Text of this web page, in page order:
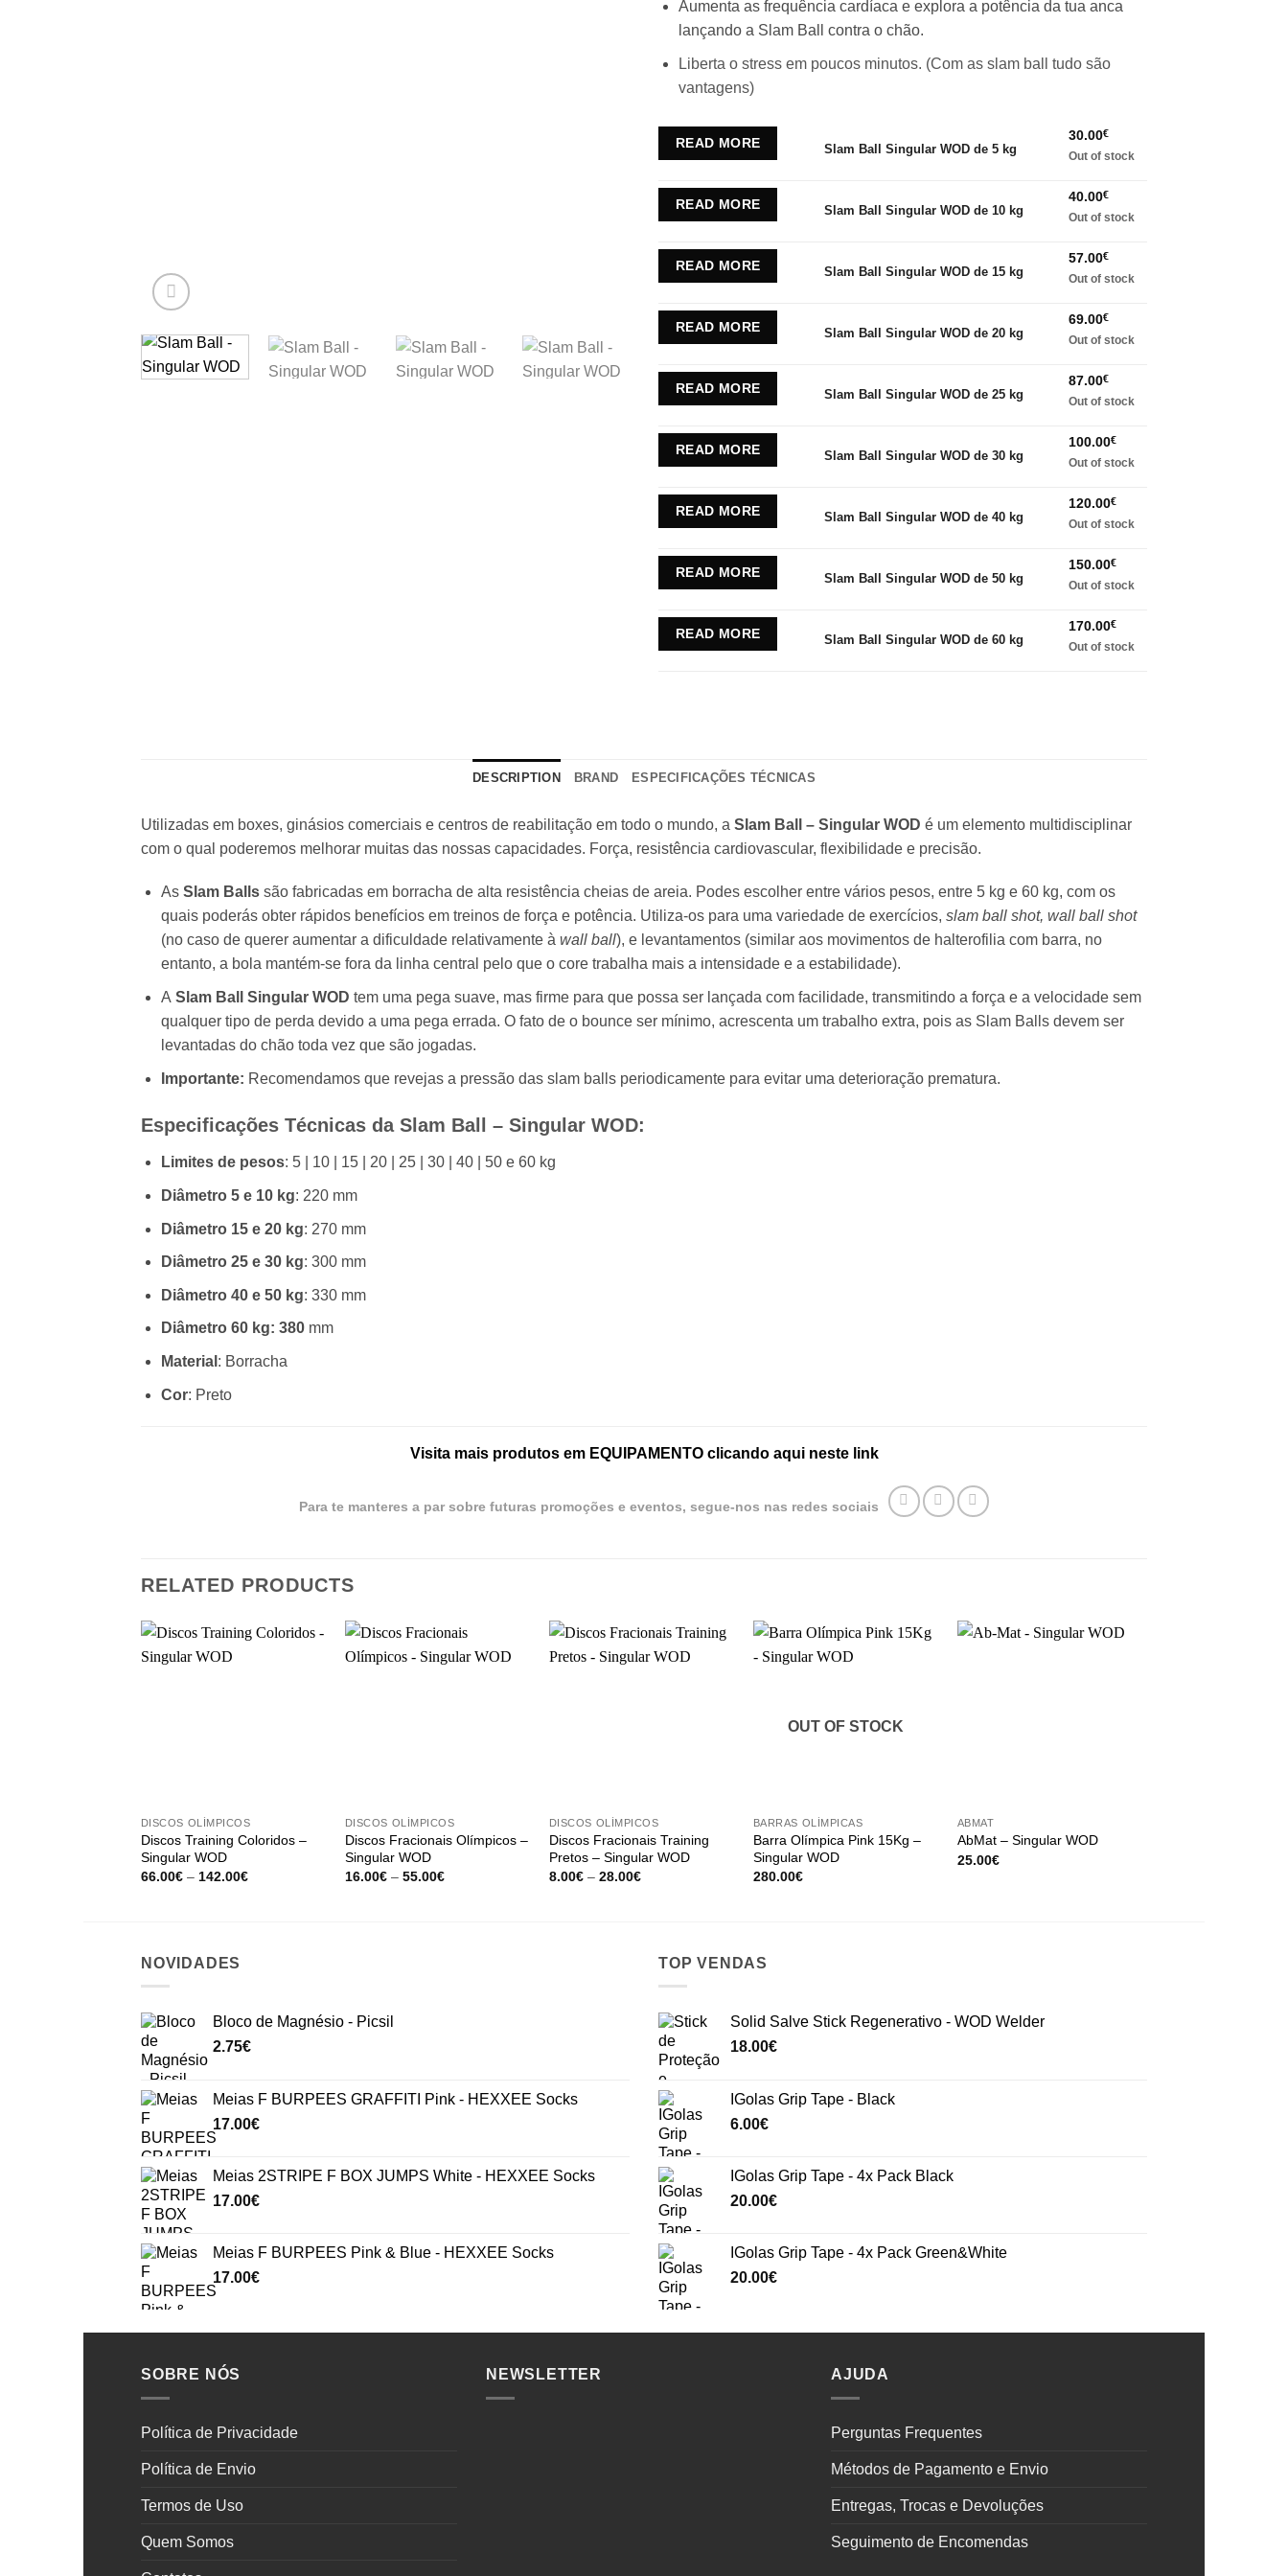
30.00€
through
170.00€
Aumenta as frequência cardíaca e explora a potência da tua anca
lançando a Slam Ball contra o chão.
Liberta o stress em poucos minutos. (Com as slam ball tudo são
vantagens)
READ MORE Slam Ball Singular WOD de 5 kg
30.00€
Out of stock
READ MORE Slam Ball Singular WOD de 10 kg
40.00€
Out of stock
READ MORE Slam Ball Singular WOD de 15 kg
57.00€
Out of stock
READ MORE Slam Ball Singular WOD de 20 kg
69.00€
Out of stock
READ MORE Slam Ball Singular WOD de 25 kg
87.00€
Out of stock
READ MORE Slam Ball Singular WOD de 30 kg
100.00€
Out of stock
READ MORE Slam Ball Singular WOD de 40 kg
120.00€
Out of stock
READ MORE Slam Ball Singular WOD de 50 kg
150.00€
Out of stock
READ MORE Slam Ball Singular WOD de 60 kg
170.00€
Out of stock
Alternative:
DESCRIPTION BRAND ESPECIFICAÇÕES TÉCNICAS
Utilizadas em boxes, ginásios comerciais e centros de reabilitação em todo o mundo, a Slam Ball – Singular WOD é um elemento multidisciplinar
com o qual poderemos melhorar muitas das nossas capacidades. Força, resistência cardiovascular, flexibilidade e precisão.
As Slam Ballssão fabricadas em borracha de alta resistência cheias de areia. Podes escolher entre vários pesos, entre 5 kg e 60 kg, com os
quais poderás obter rápidos benefícios em treinos de força e potência. Utiliza-os para uma variedade de exercícios, slam ball shot, wall ball shot
(no caso de querer aumentar a dificuldade relativamente à wall ball), e levantamentos (similar aos movimentos de halterofilia com barra, no
entanto, a bola mantém-se fora da linha central pelo que o core trabalha mais a intensidade e a estabilidade).
A Slam Ball Singular WOD tem uma pega suave, mas firme para que possa ser lançada com facilidade, transmitindo a força e a velocidade sem
qualquer tipo de perda devido a uma pega errada. O fato de o bounce ser mínimo, acrescenta um trabalho extra, pois as Slam Balls devem ser
levantadas do chão toda vez que são jogadas.
Importante: Recomendamos que revejas a pressão das slam balls periodicamente para evitar uma deterioração prematura.
Especificações Técnicas da Slam Ball – Singular WOD:
Limites de pesos: 5 | 10 | 15 | 20 | 25 | 30 | 40 | 50 e 60 kg
Diâmetro 5 e 10 kg: 220 mm
Diâmetro 15 e 20 kg: 270 mm
Diâmetro 25 e 30 kg: 300 mm
Diâmetro 40 e 50 kg: 330 mm
Diâmetro 60 kg: 380mm
Material : Borracha
Cor: Preto
Visita mais produtos em EQUIPAMENTO clicando aqui neste link
Para te manteres a par sobre futuras promoções e eventos, segue-nos nas redes sociais
RELATED PRODUCTS
DISCOS OLÍMPICOS
Discos Training Coloridos –
Singular WOD
66.00€ – 142.00€Price
DISCOS OLÍMPICOS
Discos Fracionais Olímpicos –
Singular WOD
16.00€ – 55.00€Price
DISCOS OLÍMPICOS
Discos Fracionais Training
Pretos – Singular WOD
8.00€ – 28.00€Price
OUT OF STOCK
BARRAS OLÍMPICAS
Barra Olímpica Pink 15Kg –
Singular WOD
280.00€
ABMAT
AbMat – Singular WOD
25.00€
NOVIDADES
Bloco de Magnésio - Picsil
2.75€
Meias F BURPEES GRAFFITI Pink - HEXXEE Socks
17.00€
Meias 2STRIPE F BOX JUMPS White - HEXXEE Socks
17.00€
Meias F BURPEES Pink & Blue - HEXXEE Socks
17.00€
TOP VENDAS
Solid Salve Stick Regenerativo - WOD Welder
18.00€
IGolas Grip Tape - Black
6.00€
IGolas Grip Tape - 4x Pack Black
20.00€
IGolas Grip Tape - 4x Pack Green&White
20.00€
SOBRE NÓS
Política de Privacidade
Política de Envio
Termos de Uso
Quem Somos
NEWSLETTER AJUDA
Perguntas Frequentes
Métodos de Pagamento e Envio
Entregas, Trocas e Devoluções
Seguimento de Encomendas